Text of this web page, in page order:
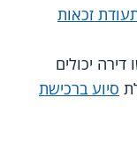
זכאות
יכולים
סיוע ברכישת